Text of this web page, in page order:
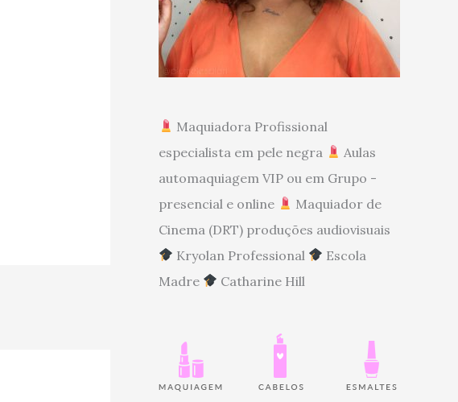
Maquiadora Profissional
especialista em pele negra
Aulas
automaquiagem VIP ou em Grupo -
presencial e online
Maquiador de
Cinema (DRT) produções audiovisuais
Kryolan Professional
Escola
Madre
Catharine Hill